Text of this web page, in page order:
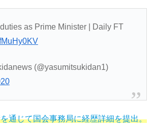
as Prime Minister | Daily FT
(@yasumitsukidan1)
通じて国会事務局に経歴詳細を提出。